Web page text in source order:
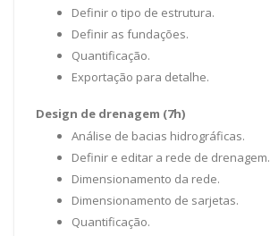
Definir o tipo de estrutura.
Definir as fundações.
Quantificação.
Exportação para detalhe.
Design de drenagem (7h)
Análise de bacias hidrográficas.
Definir e editar a rede de drenagem.
Dimensionamento da rede.
Dimensionamento de sarjetas.
Quantificação.